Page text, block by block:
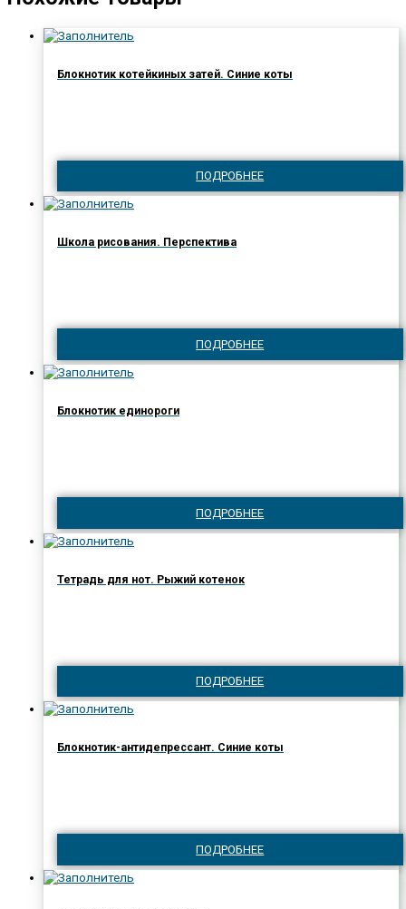
Блокнотик котейкиных затей. Синие коты
ПОДРОБНЕЕ
Школа рисования. Перспектива
ПОДРОБНЕЕ
Блокнотик единороги
ПОДРОБНЕЕ
Тетрадь для нот. Рыжий котенок
ПОДРОБНЕЕ
Блокнотик-антидепрессант. Синие коты
ПОДРОБНЕЕ